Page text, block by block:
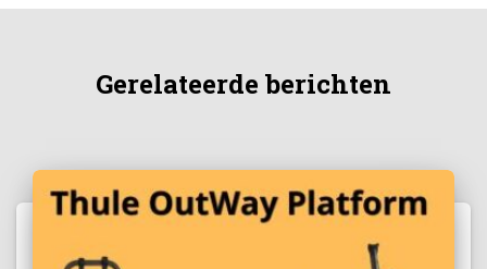
Gerelateerde berichten